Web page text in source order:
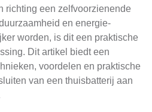
richting een zelfvoorzienende
en energie-
worden, is dit een praktische
Dit artikel biedt een
voordelen en praktische
van een thuisbatterij aan